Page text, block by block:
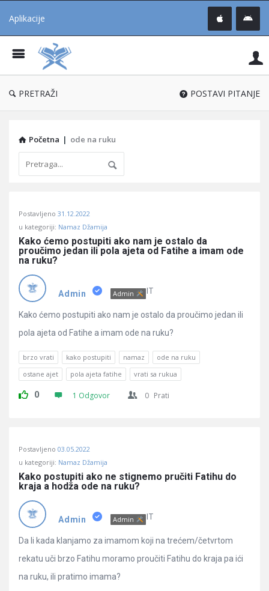
Aplikacije
®
PRETRAŽI POSTAVI PITANJE
Početna | ode na ruku
Učene
Latest
Pitanja
Postavljeno 31.12.2022
u kategoriji: Namaz Džamija
Kako ćemo postupiti ako nam je ostalo da
proučimo jedan ili pola ajeta od Fatihe a imam ode
na ruku?
Admin Admin IT
Kako ćemo postupiti ako nam je ostalo da proučimo jedan ili
pola ajeta od Fatihe a imam ode na ruku?
brzo vrati kako postupiti namaz
ode na ruku
ostane ajet
pola ajeta fatihe vrati sa rukua
0 1 Odgovor 0 Prati
Postavljeno 03.05.2022
u kategoriji: Namaz Džamija
Kako postupiti ako ne stignemo pručiti Fatihu do
kraja a hodža ode na ruku?
Admin Admin IT
Da li kada klanjamo za imamom koji na trećem/četvrtom
rekatu uči brzo Fatihu moramo proučiti Fatihu do kraja pa ići
na ruku, ili pratimo imama?